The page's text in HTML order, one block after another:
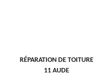
RÉPARATION DE TOITURE
11 AUDE